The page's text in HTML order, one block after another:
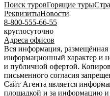
Поиск туровГорящие туры
РеквизитыНовости
8-800-555-66-55
круглосуточно
Адреса офисов
Вся информация, размещённая
информационный характер и
и публичной офертой.
письменного согласия
Сайт Агента является
площадкой и за информацию и